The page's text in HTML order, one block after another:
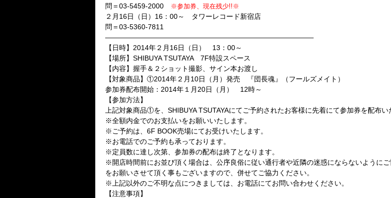
問＝03-5459-2000
※参加券、現在残少!!※
２月16日（日）16：00～ タワーレコード新宿店
問＝03-5360-7811
――――――――――――――――――――――――――――――
【日時】2014年２月16日（日） 13：00～
【場所】SHIBUYA TSUTAYA 7F特設スペース
【内容】握手＆２ショット撮影、サイン本お渡し
【対象商品】①2014年２月10日（月）発売 『団長魂』（フールズメイト）
参加券配布開始：2014年１月20日（月） 12時～
【参加方法】
上記対象商品①を、SHIBUYA TSUTAYAにてご予約されたお客様に先着にて参加券を配布い
※全額内金でのお支払いをお願いいたします。
※ご予約は、6F BOOK売場にてお受けいたします。
※お電話でのご予約も承っております。
※定員数に達し次第、参加券の配布は終了となります。
※開店時間前にお並び頂く場合は、公序良俗に従い通行者や近隣の迷惑にならないように
をお願いさせて頂く事もございますので、併せてご協力ください。
※上記以外のご不明な点につきましては、お電話にてお問い合わせください。
【注意事項】